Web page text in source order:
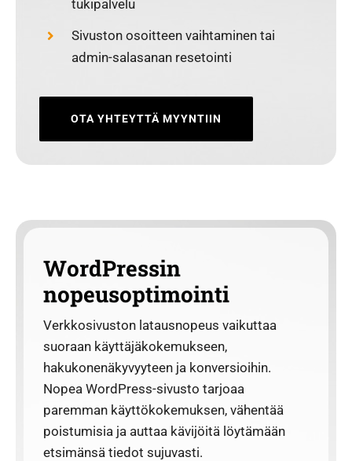
tukipalvelu
Sivuston osoitteen vaihtaminen tai
admin-salasanan resetointi
OTA YHTEYTTÄ MYYNTIIN
WordPressin
nopeusoptimointi
Verkkosivuston latausnopeus vaikuttaa
suoraan käyttäjäkokemukseen,
hakukonenäkyvyyteen ja konversioihin.
Nopea WordPress-sivusto tarjoaa
paremman käyttökokemuksen, vähentää
poistumisia ja auttaa kävijöitä löytämään
etsimänsä tiedot sujuvasti.